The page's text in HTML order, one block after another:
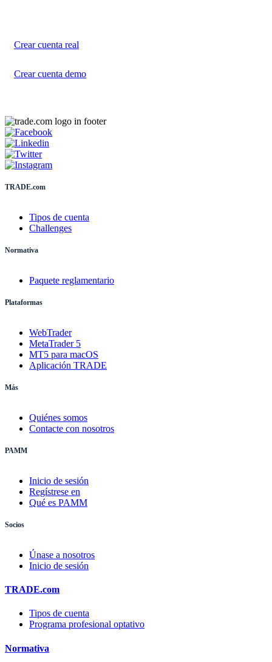
Crear cuenta real
Crear cuenta demo
TRADE.com
Tipos de cuenta
Challenges
Normativa
Paquete reglamentario
Plataformas
WebTrader
MetaTrader 5
MT5 para macOS
Aplicación TRADE
Más
Quiénes somos
Contacte con nosotros
PAMM
Inicio de sesión
Regístrese en
Qué es PAMM
Socios
Únase a nosotros
Inicio de sesión
TRADE.com
Tipos de cuenta
Programa profesional optativo
Normativa